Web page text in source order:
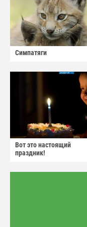
Симпатяги
Вот это настоящий
праздник!